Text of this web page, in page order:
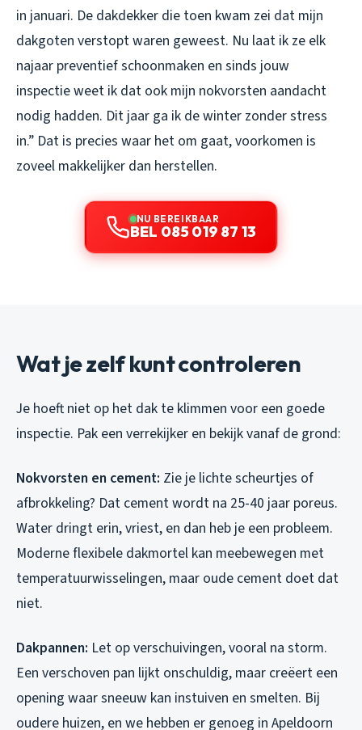
in januari. De dakdekker die toen kwam zei dat mijn
dakgoten verstopt waren geweest. Nu laat ik ze elk
najaar preventief schoonmaken en sinds jouw
inspectie weet ik dat ook mijn nokvorsten aandacht
nodig hadden. Dit jaar ga ik de winter zonder stress
in.” Dat is precies waar het om gaat, voorkomen is
zoveel makkelijker dan herstellen.
NU BEREIKBAAR
BEL 085 019 87 13
Wat je zelf kunt controleren
Je hoeft niet op het dak te klimmen voor een goede
inspectie. Pak een verrekijker en bekijk vanaf de grond:
Nokvorsten en cement: Zie je lichte scheurtjes of
afbrokkeling? Dat cement wordt na 25-40 jaar poreus.
Water dringt erin, vriest, en dan heb je een probleem.
Moderne flexibele dakmortel kan meebewegen met
temperatuurwisselingen, maar oude cement doet dat
niet.
Dakpannen: Let op verschuivingen, vooral na storm.
Een verschoven pan lijkt onschuldig, maar creëert een
opening waar sneeuw kan instuiven en smelten. Bij
oudere huizen, en we hebben er genoeg in Apeldoorn